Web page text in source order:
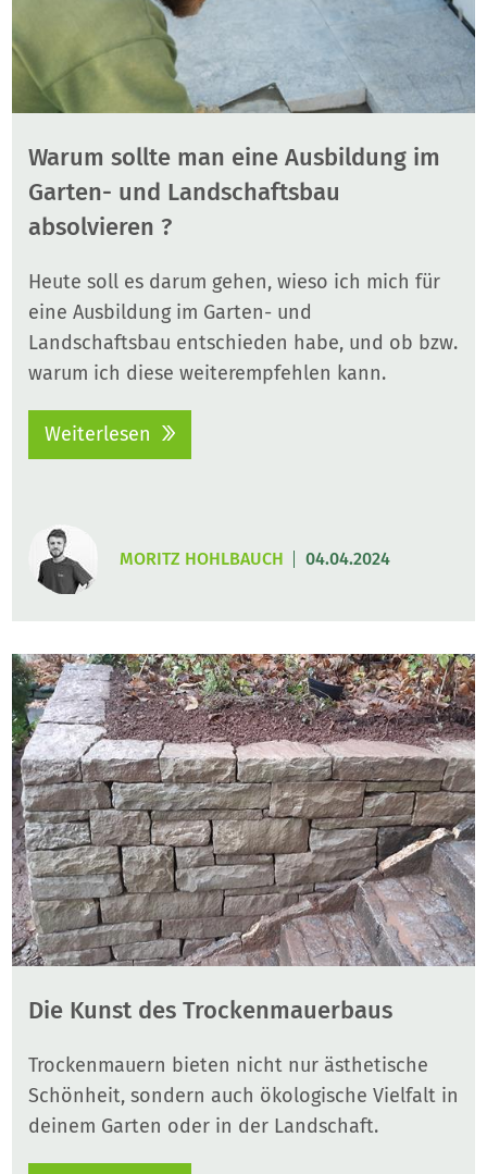
Warum sollte man eine Ausbildung im
Garten- und Landschaftsbau
absolvieren ?
Heute soll es darum gehen, wieso ich mich für
eine Ausbildung im Garten- und
Landschaftsbau entschieden habe, und ob bzw.
warum ich diese weiterempfehlen kann.
Weiterlesen
MORITZ HOHLBAUCH 04.04.2024
Die Kunst des Trockenmauerbaus
Trockenmauern bieten nicht nur ästhetische
Schönheit, sondern auch ökologische Vielfalt in
deinem Garten oder in der Landschaft.